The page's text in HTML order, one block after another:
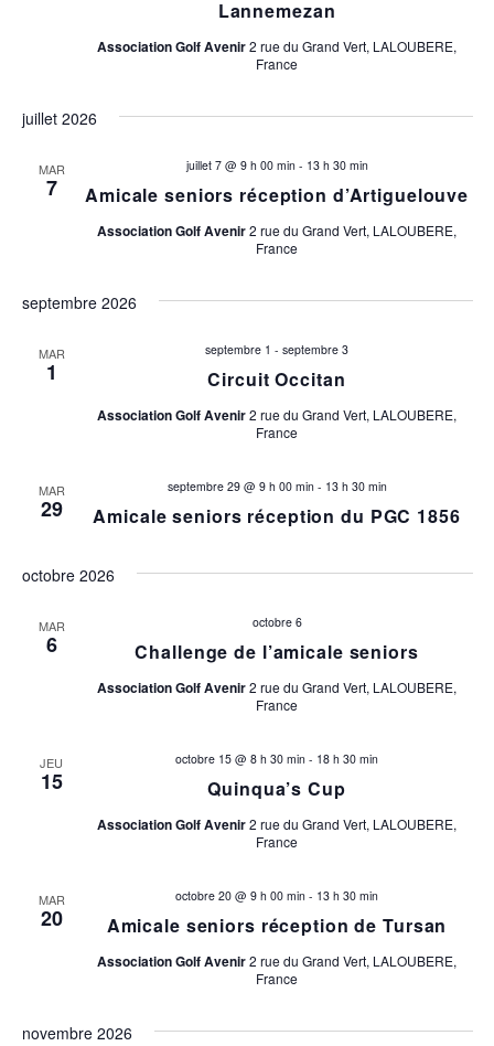
t
i
o
Lannemezan
Association Golf Avenir2 rue du Grand Vert, LALOUBERE,
France
juillet 2026
MAR
7 Amicale seniors réception d’Artiguelouve
juillet 7 @ 9 h 00 min- 13 h 30 min
Association Golf Avenir2 rue du Grand Vert, LALOUBERE,
France
septembre 2026
MAR
1 Circuit Occitan
septembre 1 - septembre 3
Association Golf Avenir2 rue du Grand Vert, LALOUBERE,
France
MAR
29 Amicale seniors réception du PGC 1856
septembre 29 @ 9 h 00 min- 13 h 30 min
octobre 2026
MAR
6 Challenge de l’amicale seniors
octobre 6
Association Golf Avenir2 rue du Grand Vert, LALOUBERE,
France
JEU
15 Quinqua’s Cup
octobre 15 @ 8 h 30 min - 18 h 30 min
Association Golf Avenir2 rue du Grand Vert, LALOUBERE,
France
MAR
20 Amicale seniors réception de Tursan
octobre 20 @ 9 h 00 min - 13 h 30 min
Association Golf Avenir2 rue du Grand Vert, LALOUBERE,
France
novembre 2026